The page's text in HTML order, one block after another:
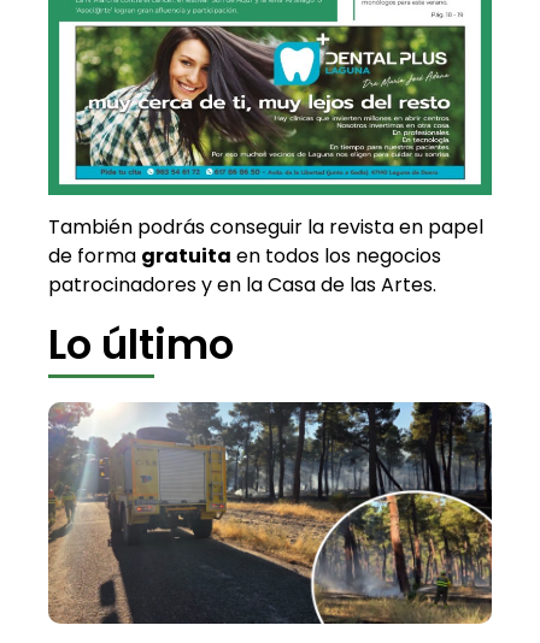
También podrás conseguir la revista en papel
de forma gratuita en todos los negocios
patrocinadores y en la Casa de las Artes.
Lo último